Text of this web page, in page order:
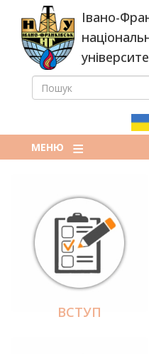
основного
вмісту
Івано-
ПОШУК
МЕНЮ
ВСТУП